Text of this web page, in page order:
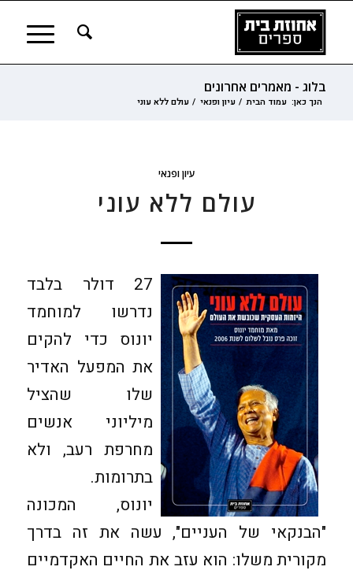
בלוג - מאמרים אחרונים
הנך כאן: עמוד הבית / עיון ופנאי / עולם ללא עוני
עיון ופנאי
עולם ללא עוני
27 דולר בלבד
נדרשו למוחמד
יונוס כדי להקים
את המפעל האדיר
שלו שהציל
מיליוני אנשים
מחרפת רעב, ולא
בתרומות.
יונוס, המכונה
"הבנקאי של העניים", עשה את זה בדרך
מקורית משלו: הוא עזב את החיים האקדמיים